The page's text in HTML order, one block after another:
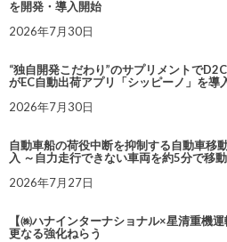
を開発・導入開始
2026年7月30日
“独自開発こだわり”のサプリメントで
がEC自動出荷アプリ「シッピーノ」を導
2026年7月30日
自動車船の荷役中断を抑制する自動車移
入 ～自力走行できない車両を約5分で移
2026年7月27日
【㈱ハナインターナショナル×星清重機
更なる強化ねらう